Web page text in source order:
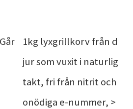
1kg lyxgrillkorv från d
jur som vuxit i naturlig
takt, fri från nitrit och
onödiga e-nummer, >